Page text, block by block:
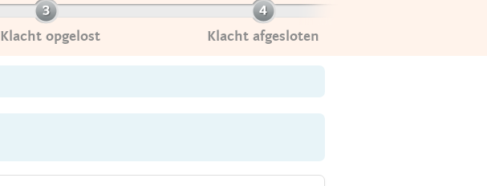
Klacht opgelost Klacht afgesloten